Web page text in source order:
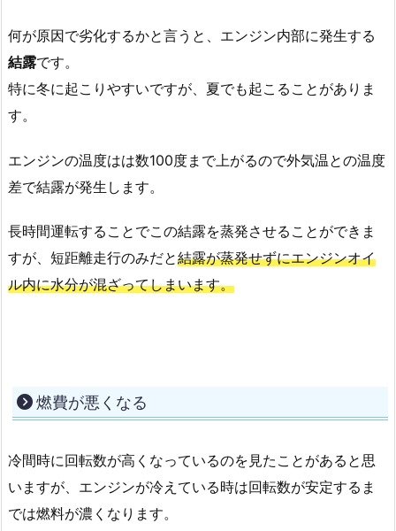
何が原因で劣化するかと言うと、エンジン内部に発生する
結露です。
特に冬に起こりやすいですが、夏でも起こることがありま
す。
エンジンの温度はは数100度まで上がるので外気温との温度
差で結露が発生します。
長時間運転することでこの結露を蒸発させることができま
すが、短距離走行のみだと結露が蒸発せずにエンジンオイ
ル内に水分が混ざってしまいます。
燃費が悪くなる
冷間時に回転数が高くなっているのを見たことがあると思
いますが、エンジンが冷えている時は回転数が安定するま
では燃料が濃くなります。